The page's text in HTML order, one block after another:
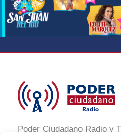
Poder Ciudadano Radio y